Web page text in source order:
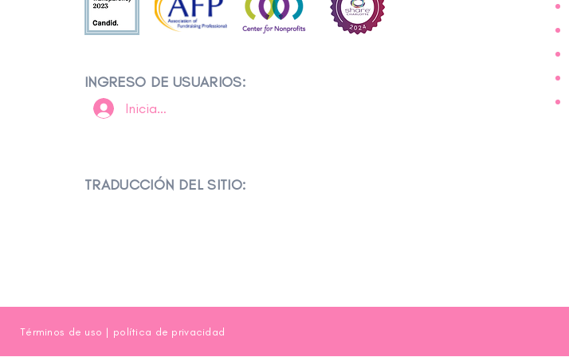
INGRESO DE USUARIOS:
Iniciar sesión
TRADUCCIÓN DEL SITIO:
Términos de uso | política de privacidad